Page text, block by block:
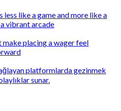
like a game and more like a
vibrant arcade
placing a wager feel
platformlarda gezinmek
sunar.